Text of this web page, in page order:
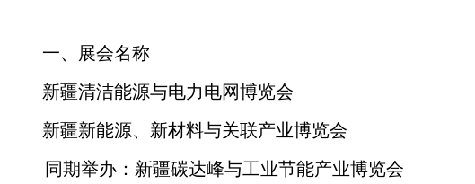
一、展会名称
新疆清洁能源与电力电网博览会
新疆新能源、新材料与关联产业博览会
同期举办：新疆碳达峰与工业节能产业博览会